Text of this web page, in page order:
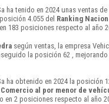
ha tenido en 2024 unas ventas de
4.055 del Ranking
183 posiciones respecto al año
según ventas, la empresa
la posición 62 ,
ha obtenido en 2024 la posición
al por menor de
en 2 posiciones respecto al año